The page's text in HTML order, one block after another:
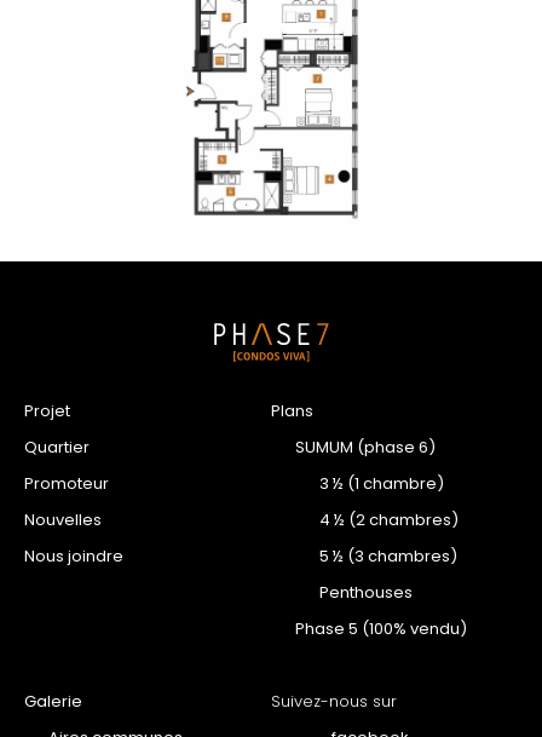
Projet
Quartier
Promoteur
Nouvelles
Nous joindre
Plans
SUMUM (phase 6)
3 ½ (1 chambre)
4 ½ (2 chambres)
5 ½ (3 chambres)
Penthouses
Phase 5 (100% vendu)
Galerie
Suivez-nous sur